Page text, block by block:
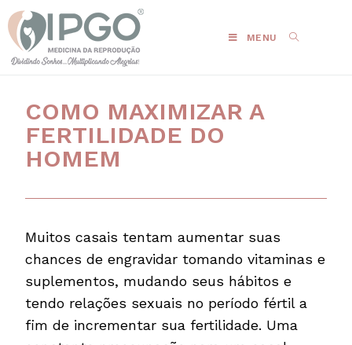
MENU
COMO MAXIMIZAR A
FERTILIDADE DO
HOMEM
Muitos casais tentam aumentar suas
chances de engravidar tomando vitaminas e
suplementos, mudando seus hábitos e
tendo relações sexuais no período fértil a
fim de incrementar sua fertilidade. Uma